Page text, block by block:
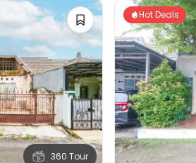
360 Tour
Hot Deals